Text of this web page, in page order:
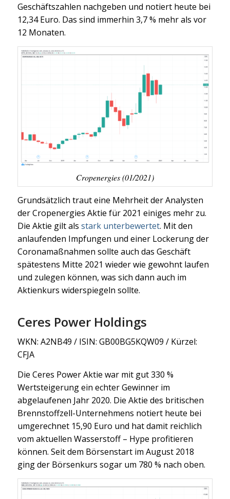
Geschäftszahlen nachgeben und notiert heute bei
12,34 Euro. Das sind immerhin 3,7 % mehr als vor
12 Monaten.
Cropenergies (01/2021)
Grundsätzlich traut eine Mehrheit der Analysten
der Cropenergies Aktie für 2021 einiges mehr zu.
Die Aktie gilt als stark unterbewertet. Mit den
anlaufenden Impfungen und einer Lockerung der
Coronamaßnahmen sollte auch das Geschäft
spätestens Mitte 2021 wieder wie gewohnt laufen
und zulegen können, was sich dann auch im
Aktienkurs widerspiegeln sollte.
Ceres Power Holdings
WKN: A2NB49 / ISIN: GB00BG5KQW09 / Kürzel:
CFJA
Die Ceres Power Aktie war mit gut 330 %
Wertsteigerung ein echter Gewinner im
abgelaufenen Jahr 2020. Die Aktie des britischen
Brennstoffzell-Unternehmens notiert heute bei
umgerechnet 15,90 Euro und hat damit reichlich
vom aktuellen Wasserstoff – Hype profitieren
können. Seit dem Börsenstart im August 2018
ging der Börsenkurs sogar um 780 % nach oben.